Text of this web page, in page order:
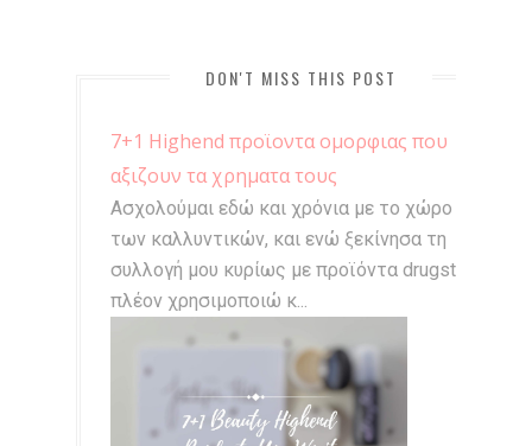
DON'T MISS THIS POST
7+1 Highend προϊοντα ομορφιας που
αξιζουν τα χρηματα τους
Ασχολούμαι εδώ και χρόνια με το χώρο
των καλλυντικών, και ενώ ξεκίνησα τη
συλλογή μου κυρίως με προϊόντα drugstore,
πλέον χρησιμοποιώ κ...